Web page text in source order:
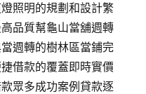
照明的規劃和設計繁
品質幫龜山當舖週轉
週轉的樹林區當鋪完
借款的覆蓋即時實價
眾多成功案例貸款逐